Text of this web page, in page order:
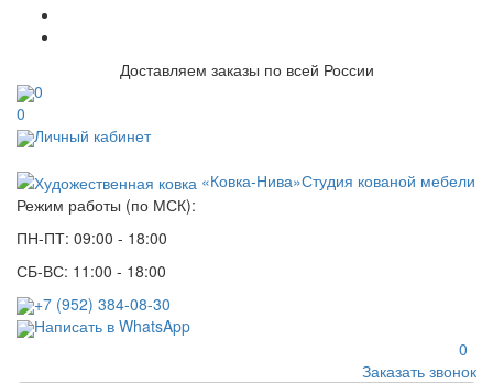
Доставляем заказы по всей России
0
0
Личный кабинет
«Ковка-Нива»Студия кованой мебели
Режим работы (по МСК):
ПН-ПТ: 09:00 - 18:00
СБ-ВС: 11:00 - 18:00
+7 (952) 384-08-30
Написать в WhatsApp
0
Заказать звонок